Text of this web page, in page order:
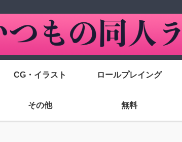
CG・イラスト ロールプレイング
その他 無料